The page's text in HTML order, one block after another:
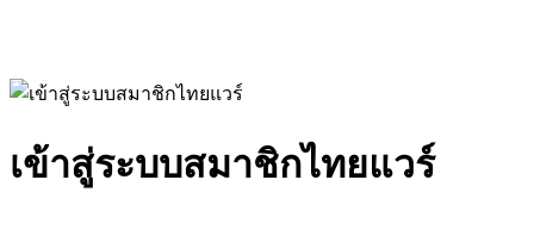
เข้าสู่ระบบสมาชิกไทยแวร์